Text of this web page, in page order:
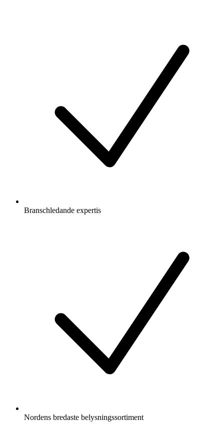
Branschledande expertis
Nordens bredaste belysningssortiment